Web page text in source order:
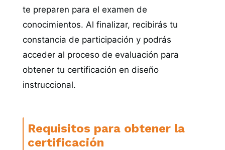
te preparen para el examen de
conocimientos. Al finalizar, recibirás tu
constancia de participación y podrás
acceder al proceso de evaluación para
obtener tu certificación en diseño
instruccional.
Requisitos para obtener la
certificación